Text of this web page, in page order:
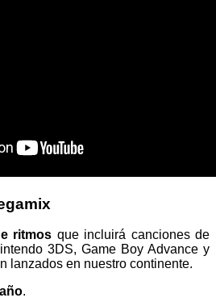
ritmos que incluirá canciones de
3DS, Game Boy Advance y
lanzados en nuestro continente.
.